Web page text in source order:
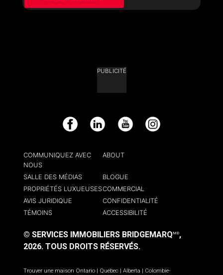
PUBLICITÉ
Facebook LinkedIn YouTube Instagram
COMMUNIQUEZ AVEC
NOUS
ABOUT
SALLE DES MÉDIAS
BLOGUE
PROPRIÉTÉS LUXUEUSESCOMMERCIAL
AVIS JURIDIQUE
CONFIDENTIALITÉ
TÉMOINS
ACCESSIBILITÉ
© SERVICES IMMOBILIERS BRIDGEMARQ MD,
2026. TOUS DROITS RÉSERVÉS.
Trouver une maison Ontario | Québec | Alberta | Colombie-